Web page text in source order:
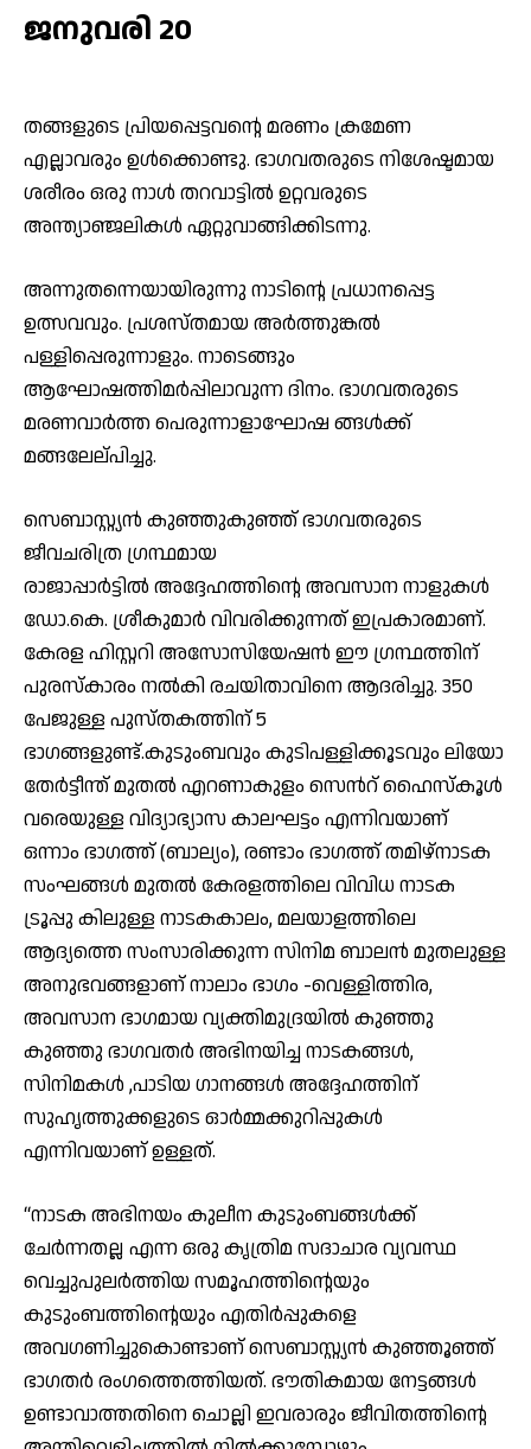
ജനുവരി 20
തങ്ങളുടെ പ്രിയപ്പെട്ടവന്റെ മരണം ക്രമേണ
എല്ലാവരും ഉൾക്കൊണ്ടു. ഭാഗവതരുടെ നിശേഷ്ടമായ
ശരീരം ഒരു നാൾ തറവാട്ടിൽ ഉറ്റവരുടെ
അന്ത്യാഞ്ജലികൾ ഏറ്റുവാങ്ങിക്കിടന്നു.
അന്നുതന്നെയായിരുന്നു നാടിന്റെ പ്രധാനപ്പെട്ട
ഉത്സവവും. പ്രശസ്തമായ അർത്തുങ്കൽ
പള്ളിപ്പെരുന്നാളും. നാടെങ്ങും
ആഘോഷത്തിമർപ്പിലാവുന്ന ദിനം. ഭാഗവതരുടെ
മരണവാർത്ത പെരുന്നാളാഘോഷ ങ്ങൾക്ക്
മങ്ങലേല്പിച്ചു.
സെബാസ്റ്റ്യൻ കുഞ്ഞുകുഞ്ഞ് ഭാഗവതരുടെ
ജീവചരിത്ര ഗ്രന്ഥമായ
രാജാപ്പാർട്ടിൽ അദ്ദേഹത്തിന്റെ അവസാന നാളുകൾ
ഡോ.കെ. ശ്രീകുമാർ വിവരിക്കുന്നത് ഇപ്രകാരമാണ്.
കേരള ഹിസ്റ്ററി അസോസിയേഷൻ ഈ ഗ്രന്ഥത്തിന്
പുരസ്കാരം നൽകി രചയിതാവിനെ ആദരിച്ചു. 350
പേജുള്ള പുസ്തകത്തിന് 5
ഭാഗങ്ങളുണ്ട്.കുടുംബവും കുടിപള്ളിക്കൂടവും ലിയോ
തേർട്ടീന്ത് മുതൽ എറണാകുളം സെൻറ് ഹൈസ്കൂൾ
വരെയുള്ള വിദ്യാഭ്യാസ കാലഘട്ടം എന്നിവയാണ്
ഒന്നാം ഭാഗത്ത് (ബാല്യം), രണ്ടാം ഭാഗത്ത് തമിഴ്നാടക
സംഘങ്ങൾ മുതൽ കേരളത്തിലെ വിവിധ നാടക
ട്രൂപ്പു കിലുള്ള നാടകകാലം, മലയാളത്തിലെ
ആദ്യത്തെ സംസാരിക്കുന്ന സിനിമ ബാലൻ മുതലുള്ള
അനുഭവങ്ങളാണ് നാലാം ഭാഗം -വെള്ളിത്തിര,
അവസാന ഭാഗമായ വ്യക്തിമുദ്രയിൽ കുഞ്ഞു
കുഞ്ഞു ഭാഗവതർ അഭിനയിച്ച നാടകങ്ങൾ,
സിനിമകൾ ,പാടിയ ഗാനങ്ങൾ അദ്ദേഹത്തിന്
സുഹൃത്തുക്കളുടെ ഓർമ്മക്കുറിപ്പുകൾ
എന്നിവയാണ് ഉള്ളത്.
“നാടക അഭിനയം കുലീന കുടുംബങ്ങൾക്ക്
ചേർന്നതല്ല എന്ന ഒരു കൃത്രിമ സദാചാര വ്യവസ്ഥ
വെച്ചുപുലർത്തിയ സമൂഹത്തിന്റെയും
കുടുംബത്തിന്റെയും എതിർപ്പുകളെ
അവഗണിച്ചുകൊണ്ടാണ് സെബാസ്റ്റ്യൻ കുഞ്ഞൂഞ്ഞ്
ഭാഗതർ രംഗത്തെത്തിയത്. ഭൗതികമായ നേട്ടങ്ങൾ
ഉണ്ടാവാത്തതിനെ ചൊല്ലി ഇവരാരും ജീവിതത്തിന്റെ